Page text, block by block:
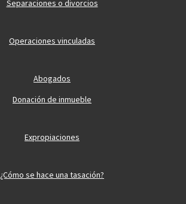
Separaciones o divorcios
Operaciones vinculadas
Abogados
Donación de inmueble
Expropiaciones
¿Cómo se hace una tasación?